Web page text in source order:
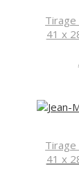
Tirage
41 x
Tirage
41 x